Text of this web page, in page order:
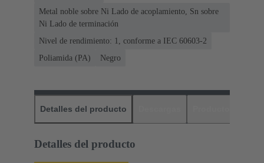
Metal noble sobre Ni Lado de acoplamiento, Sn sobre
Ni Lado de terminación
Nivel de rendimiento: 1, conforme a IEC 60603-2
Poliamida (PA)
Negro
Detalles del producto
Detalles del producto